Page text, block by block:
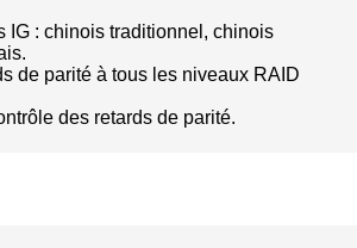
IG : chinois traditionnel, chinois
de parité à tous les niveaux RAID
des retards de parité.